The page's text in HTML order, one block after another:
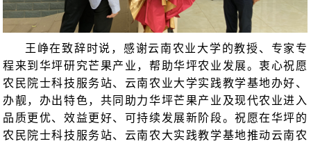
王峥在致辞时说，感谢云南农业大学的教授、专家专
程来到华坪研究芒果产业，帮助华坪农业发展。衷心祝愿
农民院士科技服务站、云南农业大学实践教学基地办好、
办靓，办出特色，共同助力华坪芒果产业及现代农业进入
品质更优、效益更好、可持续发展新阶段。祝愿在华坪的
农民院士科技服务站、云南农大实践教学基地推动云南农